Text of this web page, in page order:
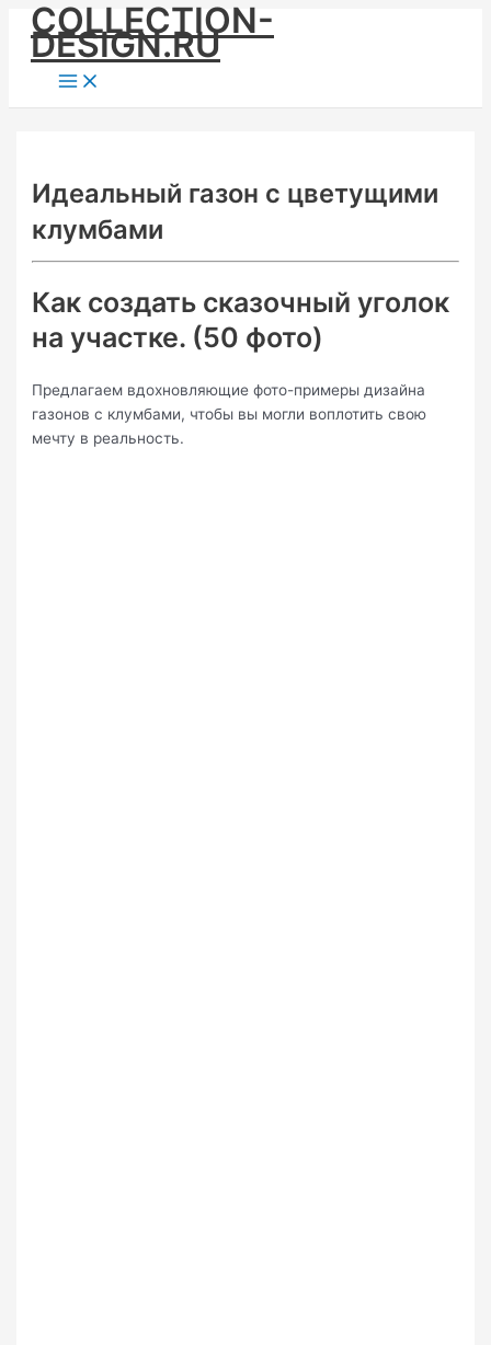
Skip
content
COLLECTION-
DESIGN.RU
Main
Menu
Идеальный газон с цветущими
клумбами
Как создать сказочный уголок
на участке. (50 фото)
Предлагаем вдохновляющие фото-примеры дизайна
газонов с клумбами, чтобы вы могли воплотить свою
мечту в реальность.